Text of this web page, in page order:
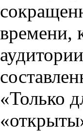
времени,
«Только